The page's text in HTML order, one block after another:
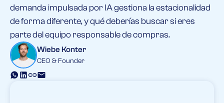
demanda impulsada por IA gestiona la estacionalidad
de forma diferente, y qué deberías buscar si eres
parte del equipo responsable de compras.
Wiebe Konter
CEO & Founder